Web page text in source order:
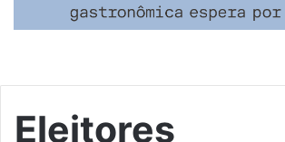
Eleitores